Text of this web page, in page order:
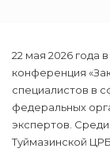
22 мая 2026 года
конференция
специалистов в
федеральных
экспертов. Среди
Туймазинской